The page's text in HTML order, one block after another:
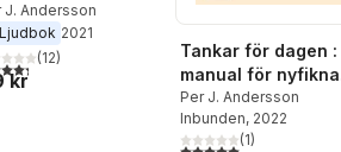
J. Andersson
Ljudbok 2021
utav 5 stjärnor. Totalt antal röster:
(12)
kr
Tankar för dagen :
manual för nyfikna
resenärer
Per J. Andersson
Inbunden, 2022
(1)